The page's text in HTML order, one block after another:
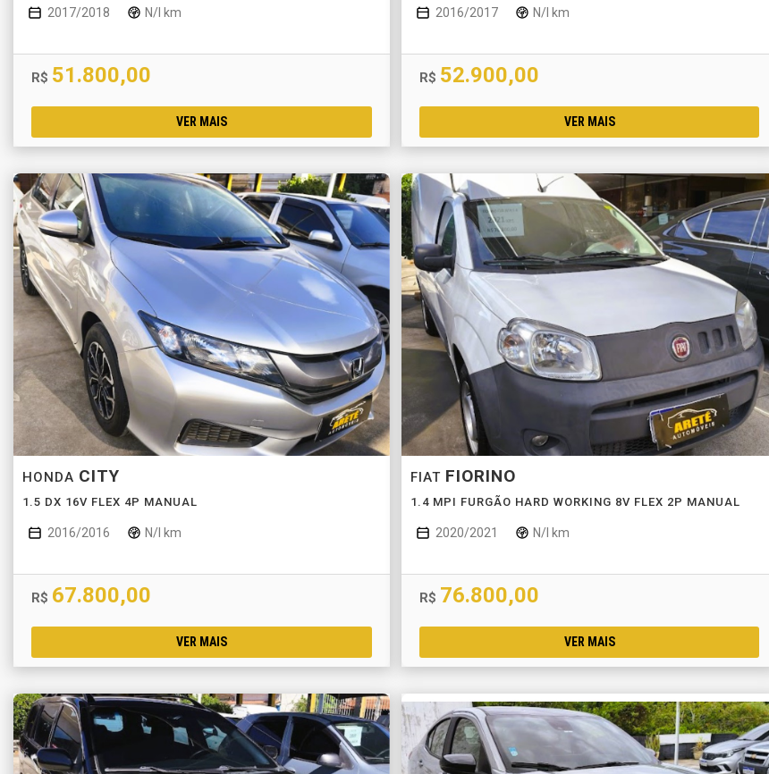
2017/2018 N/I km
R$ 51.800,00
VER MAIS
2016/2017 N/I km
R$ 52.900,00
VER MAIS
HONDA CITY
1.5 DX 16V FLEX 4P MANUAL
2016/2016 N/I km
R$ 67.800,00
VER MAIS
FIAT FIORINO
1.4 MPI FURGÃO HARD WORKING 8V FLEX 2P MANUAL
2020/2021 N/I km
R$ 76.800,00
VER MAIS